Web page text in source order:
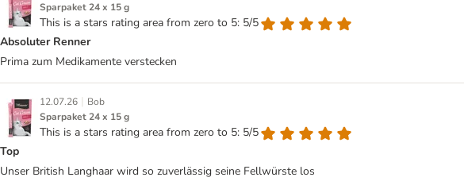
Sparpaket 24 x 15 g
This is a stars rating area from zero to 5: 5/5
Absoluter Renner
Prima zum Medikamente verstecken
12.07.26 | Bob
Sparpaket 24 x 15 g
This is a stars rating area from zero to 5: 5/5
Top
Unser British Langhaar wird so zuverlässig seine Fellwürste los